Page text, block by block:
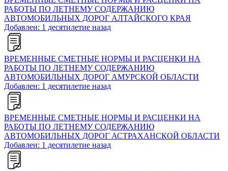
РАБОТЫ ПО ЛЕТНЕМУ СОДЕРЖАНИЮ
АВТОМОБИЛЬНЫХ ДОРОГ АЛТАЙСКОГО КРАЯ
Добавлен: 1 десятилетие назад
ВРЕМЕННЫЕ СМЕТНЫЕ НОРМЫ И РАСЦЕНКИ НА
РАБОТЫ ПО ЛЕТНЕМУ СОДЕРЖАНИЮ
АВТОМОБИЛЬНЫХ ДОРОГ АМУРСКОЙ ОБЛАСТИ
Добавлен: 1 десятилетие назад
ВРЕМЕННЫЕ СМЕТНЫЕ НОРМЫ И РАСЦЕНКИ НА
РАБОТЫ ПО ЛЕТНЕМУ СОДЕРЖАНИЮ
АВТОМОБИЛЬНЫХ ДОРОГ АСТРАХАНСКОЙ ОБЛАСТИ
Добавлен: 1 десятилетие назад